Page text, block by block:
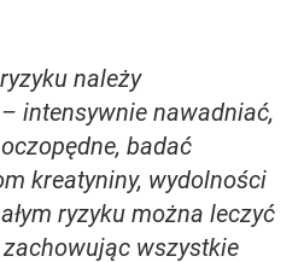
należy
intensywnie nawadniać,
badać
kreatyniny, wydolności
ryzyku można leczyć
wszystkie